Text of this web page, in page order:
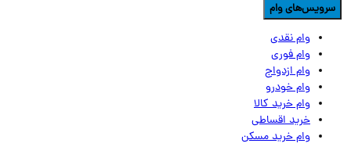
وام
وام نقدی
وام فوری
وام ازدواج
وام خودرو
وام خرید کالا
خرید اقساطی
وام خرید مسکن